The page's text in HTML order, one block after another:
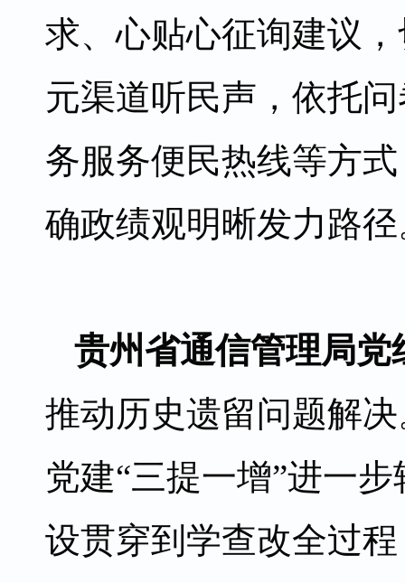
求、心贴心征询建议
元渠道听民声，依托
务服务便民热线等方
确政绩观明晰发力路
贵州省通信管理局党
推动历史遗留问题解
党建“三提一增”进一
设贯穿到学查改全过